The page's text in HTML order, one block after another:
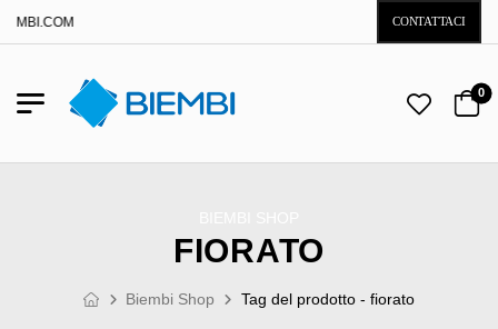
CONTATTACI
0
FIORATO
Biembi Shop Tag del prodotto - fiorato